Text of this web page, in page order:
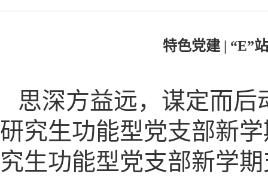
特色党建 | “E”
思深方益远，谋定而
研究生功能型党支部新
究生功能型党支部新学